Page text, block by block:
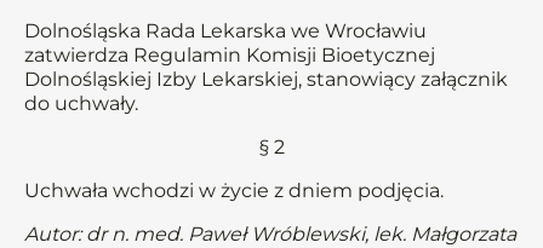
Dolnośląska Rada Lekarska we Wrocławiu
zatwierdza Regulamin Komisji Bioetycznej
Dolnośląskiej Izby Lekarskiej, stanowiący załącznik
do uchwały.
§ 2
Uchwała wchodzi w życie z dniem podjęcia.
Autor: dr n. med. Paweł Wróblewski, lek. Małgorzata